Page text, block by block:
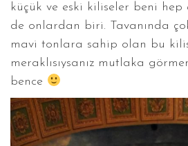
küçük ve eski kiliseler beni hep
de onlardan biri. Tavanında
mavi tonlara sahip olan bu
meraklısıysanız mutlaka
bence